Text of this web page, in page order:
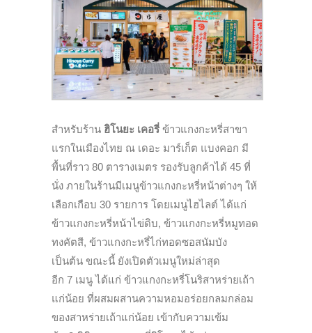
สำหรับร้าน ฮิโนยะ เคอรี่ข้าวแกงกะหรี่สาขา
แรกในเมืองไทย ณ เดอะ มาร์เก็ต แบงคอก มี
พื้นที่ราว 80 ตารางเมตร รองรับลูกค้าได้ 45 ที่
นั่ง ภายในร้านมีเมนูข้าวแกงกะหรี่หน้าต่างๆ ให้
เลือกเกือบ 30 รายการ โดยเมนูไฮไลต์ ได้แก่
ข้าวแกงกะหรี่หน้าไข่ดิบ, ข้าวแกงกะหรี่หมูทอด
ทงคัตสี, ข้าวแกงกะหรี่ไก่ทอดซอสนัมบัง
เป็นต้น ขณะนี้ ยังเปิดตัวเมนูใหม่ล่าสุด
อีก 7 เมนู ได้แก่ ข้าวแกงกะหรี่โนริสาหร่ายเถ้า
แก่น้อย ที่ผสมผสานความหอมอร่อยกลมกล่อม
ของสาหร่ายเถ้าแก่น้อย เข้ากับความเข้ม